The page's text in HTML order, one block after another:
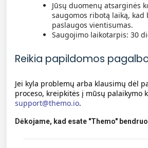
Jūsų duomenų atsarginės
saugomos ribotą laiką,
paslaugos vientisumas.
Saugojimo laikotarpis: 30
Reikia papildomos
Jei kyla problemų arba klausimų dėl
proceso, kreipkitės į mūsų palaikymo
support@themo.io.
Dėkojame, kad esate "Themo"